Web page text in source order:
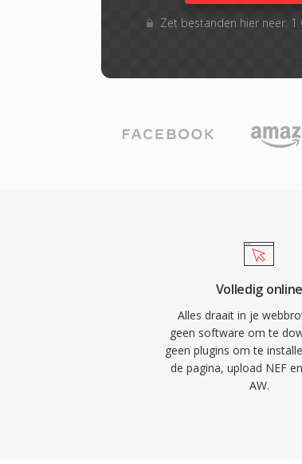
Zet bestanden hier neer.
Volledig online
Alles draait in je
geen software om te
geen plugins om te
de pagina, upload NEF
AW.